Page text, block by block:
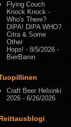
Flying Couch
Knock Knock -
Who's There?
DIPA! DIPA WHO?
Citra & Some
Other
Hops! - 8/5/2026 -
BierBaron
Craft Beer Helsinki
2026 - 6/26/2026